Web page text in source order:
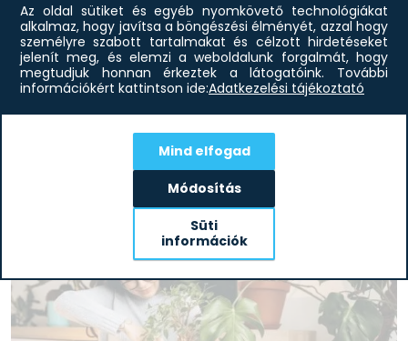
Modern lakberendezés otthonába
A modern lakberendezési stílust a szakértők előszeretettel
emlegetik egy lapon a minimál irányzattal. Ám előbbi szabad
kezet ad a színvariációk kiteljesítésében, lényegesen több
Az oldal sütiket és egyéb nyomkövető technológiákat
alkalmaz, hogy javítsa a böngészési élményét, azzal hogy
személyre szabott tartalmakat és célzott hirdetéseket
jelenít meg, és elemzi a weboldalunk forgalmát, hogy
megtudjuk honnan érkeztek a látogatóink.
További
információkért kattintson ide:Adatkezelési tájékoztató
Mind elfogad
Módosítás
Süti
információk